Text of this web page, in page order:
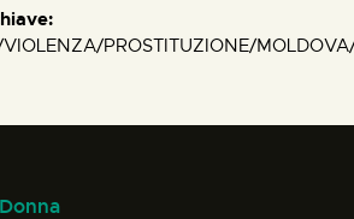
VIOLENZA/PROSTITUZIONE/